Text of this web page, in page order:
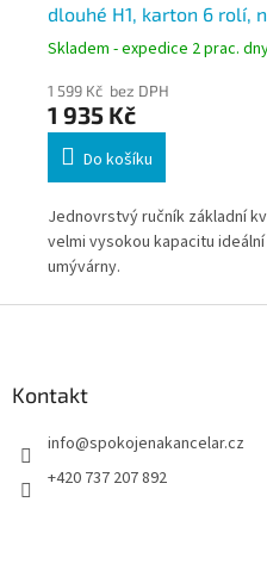
dlouhé H1, karton 6 rolí,
Skladem - expedice 2 prac.
1 599 Kč bez DPH
1 935 Kč
Do košíku
Jednovrstvý ručník základní
velmi vysokou kapacitu
umývárny.
Kontakt
info@spokojenakancelar.cz
+420 737 207 892